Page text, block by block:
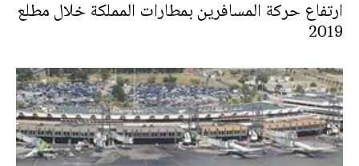
ارتفاع حركة المسافرين بمطارات المملكة خلال مطلع
2019